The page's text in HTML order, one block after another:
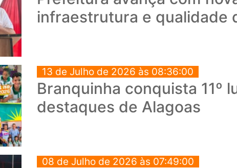
infraestrutura e qualidade
13 de Julho de 2026 às 08:36:00
Branquinha conquista 11º
destaques de Alagoas
08 de Julho de 2026 às 07:49:00